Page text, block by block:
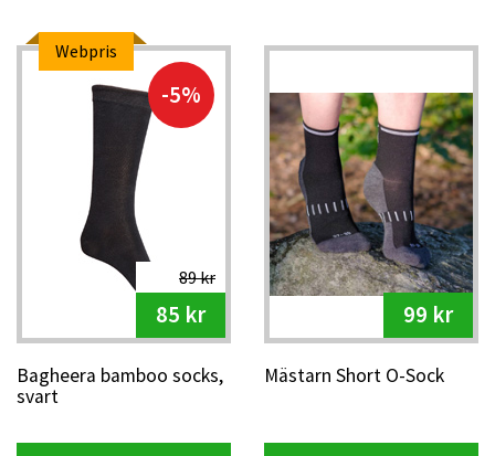
Webpris
-5%
89 kr
85 kr
Bagheera bamboo socks,
svart
99 kr
Mästarn Short O-Sock